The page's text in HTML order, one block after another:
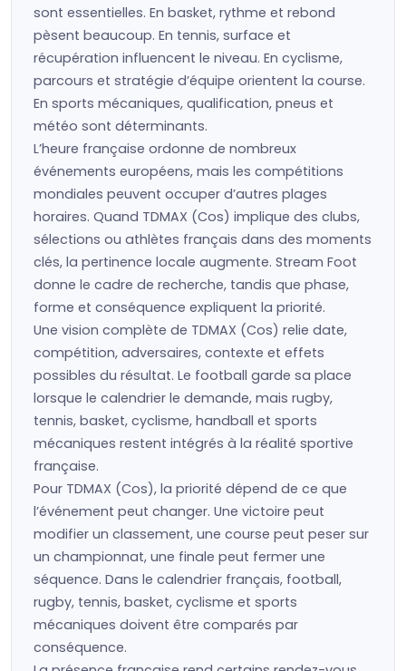
sont essentielles. En basket, rythme et rebond
pèsent beaucoup. En tennis, surface et
récupération influencent le niveau. En cyclisme,
parcours et stratégie d’équipe orientent la course.
En sports mécaniques, qualification, pneus et
météo sont déterminants.
L’heure française ordonne de nombreux
événements européens, mais les compétitions
mondiales peuvent occuper d’autres plages
horaires. Quand TDMAX (Cos) implique des clubs,
sélections ou athlètes français dans des moments
clés, la pertinence locale augmente. Stream Foot
donne le cadre de recherche, tandis que phase,
forme et conséquence expliquent la priorité.
Une vision complète de TDMAX (Cos) relie date,
compétition, adversaires, contexte et effets
possibles du résultat. Le football garde sa place
lorsque le calendrier le demande, mais rugby,
tennis, basket, cyclisme, handball et sports
mécaniques restent intégrés à la réalité sportive
française.
Pour TDMAX (Cos), la priorité dépend de ce que
l’événement peut changer. Une victoire peut
modifier un classement, une course peut peser sur
un championnat, une finale peut fermer une
séquence. Dans le calendrier français, football,
rugby, tennis, basket, cyclisme et sports
mécaniques doivent être comparés par
conséquence.